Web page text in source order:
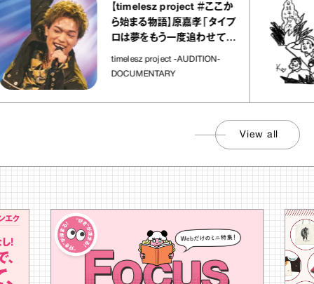
【timelesz project ＃ここか
ら始まる物語】原嘉孝「タイプ
ロは夢をもう一度追わせてく
れた場所」
timelesz project -AUDITION-
DOCUMENTARY
View all